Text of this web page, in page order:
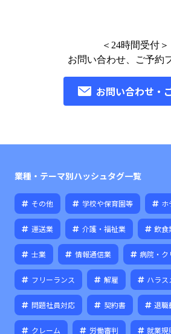
＜24時間受付＞
お問い合わせ、ご予約
お問い合わせ・
業種・テーマ別ハッシュタグ一覧
その他 学校や保育園等 ホ
運送業 介護・福祉業 飲食
士業 情報通信業 病院・ク
フリーランス 解雇 ハラス
問題社員対応 契約書 退職
クレーム 労働審判 就業規